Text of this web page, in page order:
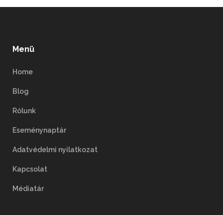
Menü
Home
Blog
Rólunk
Eseménynaptár
Adatvédelmi nyilatkozat
Kapcsolat
Médiatár